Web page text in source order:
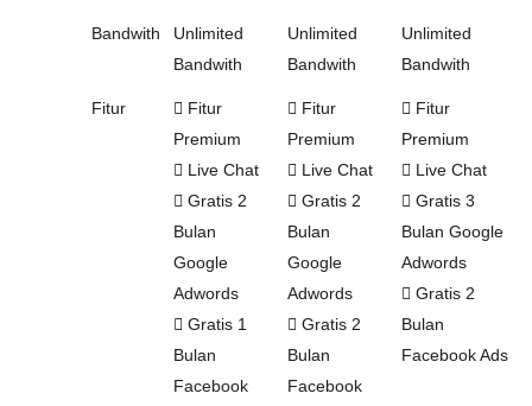
Bandwith
Unlimited
Bandwith
Unlimited
Bandwith
Unlimited
Bandwith
Fitur
Fitur
Premium
Live Chat
Gratis 2
Bulan
Google
Adwords
Gratis 1
Bulan
Facebook
Fitur
Premium
Live Chat
Gratis 2
Bulan
Google
Adwords
Gratis 2
Bulan
Facebook
Fitur
Premium
Live Chat
Gratis 3
Bulan Google
Adwords
Gratis 2
Bulan
Facebook Ads